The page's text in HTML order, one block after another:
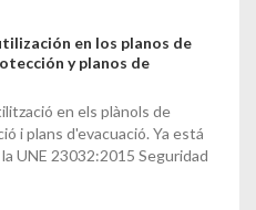
en los planos de
y planos de
en els plànols de
i plans d'evacuació. Ya está
UNE 23032:2015 Seguridad